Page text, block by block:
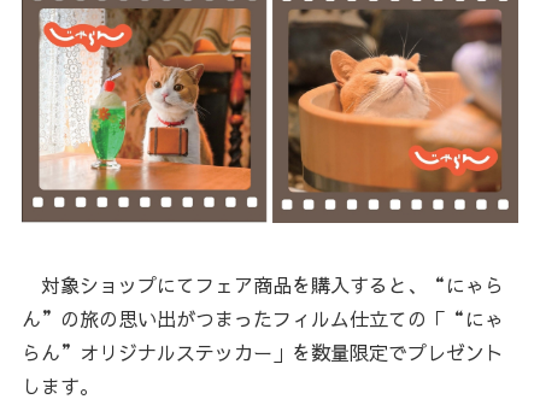
対象ショップにてフェア商品を購入すると、“にゃら
ん”の旅の思い出がつまったフィルム仕立ての「“にゃ
らん”オリジナルステッカー」を数量限定でプレゼント
します。